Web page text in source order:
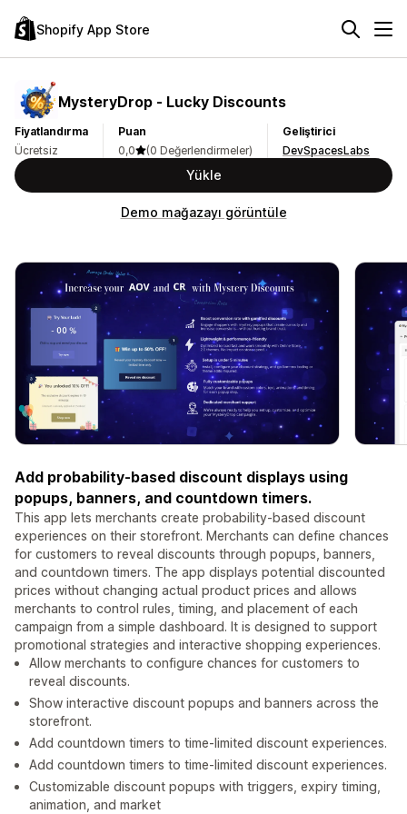
Shopify App Store
MysteryDrop ‑ Lucky Discounts
Fiyatlandırma
Ücretsiz
Puan
0,0
(0 Değerlendirmeler)
Geliştirici
DevSpacesLabs
Yükle
Demo mağazayı görüntüle
Add probability-based discount displays using
popups, banners, and countdown timers.
This app lets merchants create probability-based discount
experiences on their storefront. Merchants can define chances
for customers to reveal discounts through popups, banners,
and countdown timers. The app displays potential discounted
prices without changing actual product prices and allows
merchants to control rules, timing, and placement of each
campaign from a simple dashboard. It is designed to support
promotional strategies and interactive shopping experiences.
Allow merchants to configure chances for customers to
reveal discounts.
Show interactive discount popups and banners across the
storefront.
Add countdown timers to time-limited discount experiences.
Add countdown timers to time-limited discount experiences.
Customizable discount popups with triggers, expiry timing,
animation, and market